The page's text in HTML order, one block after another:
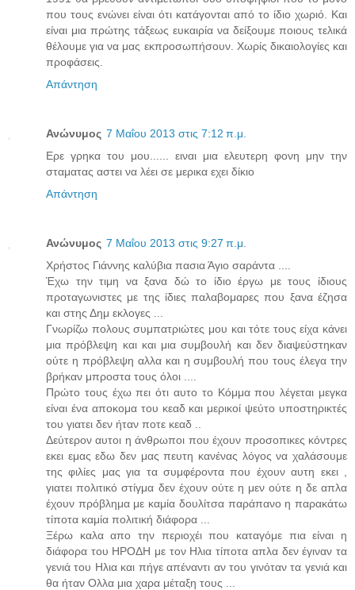
που τους ενώνει είναι ότι κατάγονται από το ίδιο χωριό. Και
είναι μια πρώτης τάξεως ευκαιρία να δείξουμε ποιους τελικά
θέλουμε για να μας εκπροσωπήσουν. Χωρίς δικαιολογίες και
προφάσεις.
Απάντηση
Ανώνυμος 7 Μαΐου 2013 στις 7:12 π.μ.
Ερε γρηκα του μου...... ειναι μια ελευτερη φονη μην την
σταματας αστει να λέει σε μερικα εχει δίκιο
Απάντηση
Ανώνυμος 7 Μαΐου 2013 στις 9:27 π.μ.
Χρήστος Γιάννης καλύβια πασια Άγιο σαράντα ....
Έχω την τιμη να ξανα δώ το ίδιο έργω με τους ίδιους
προταγωνιστες με της ίδιες παλαβομαρες που ξανα έζησα
και στης Δημ εκλογες ...
Γνωρίζω πολους συμπατριώτες μου και τότε τους είχα κάνει
μια πρόβλεψη και και μια συμβουλή και δεν διαψεύστηκαν
ούτε η πρόβλεψη αλλα και η συμβουλή που τους έλεγα την
βρήκαν μπροστα τους όλοι ....
Πρώτο τους έχω πει ότι αυτο το Κόμμα που λέγεται μεγκα
είναι ένα αποκομα του κεαδ και μερικοί ψεύτο υποστηρικτές
του γιατει δεν ήταν ποτε κεαδ ..
Δεύτερον αυτοι η άνθρωποι που έχουν προσοπικες κόντρες
εκει εμας εδω δεν μας πευτη κανένας λόγος να χαλάσουμε
της φιλίες μας για τα συμφέροντα που έχουν αυτη εκει ,
γιατει πολιτικό στίγμα δεν έχουν ούτε η μεν ούτε η δε απλα
έχουν πρόβλημα με καμία δουλίτσα παράπανο η παρακάτω
τίποτα καμία πολιτική διάφορα ...
Ξέρω καλα απο την περιοχέι που καταγόμε πια είναι η
διάφορα του ΗΡΟΔΗ με τον Ηλια τίποτα απλα δεν έγιναν τα
γενιά του Ηλια και πήγε απέναντι αν του γινόταν τα γενιά και
θα ήταν Ολλα μια χαρα μέταξη τους ...